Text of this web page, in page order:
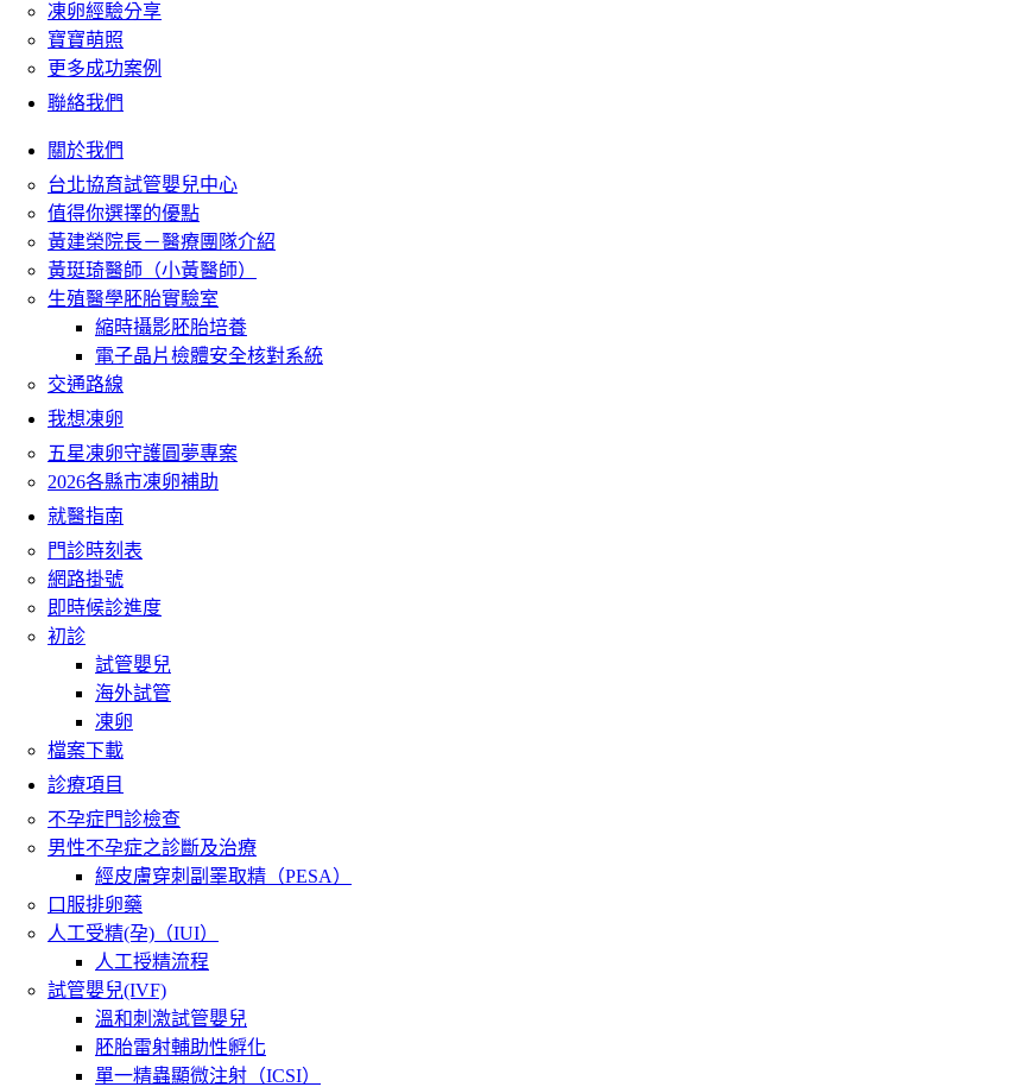
凍卵經驗分享
寶寶萌照
更多成功案例
聯絡我們
關於我們
台北協育試管嬰兒中心
值得你選擇的優點
黃建榮院長－醫療團隊介紹
黃珽琦醫師（小黃醫師）
生殖醫學胚胎實驗室
縮時攝影胚胎培養
電子晶片檢體安全核對系統
交通路線
我想凍卵
五星凍卵守護圓夢專案
2026各縣市凍卵補助
就醫指南
門診時刻表
網路掛號
即時候診進度
初診
試管嬰兒
海外試管
凍卵
檔案下載
診療項目
不孕症門診檢查
男性不孕症之診斷及治療
經皮膚穿刺副睪取精（PESA）
口服排卵藥
人工受精(孕)（IUI）
人工授精流程
試管嬰兒(IVF)
溫和刺激試管嬰兒
胚胎雷射輔助性孵化
單一精蟲顯微注射（ICSI）